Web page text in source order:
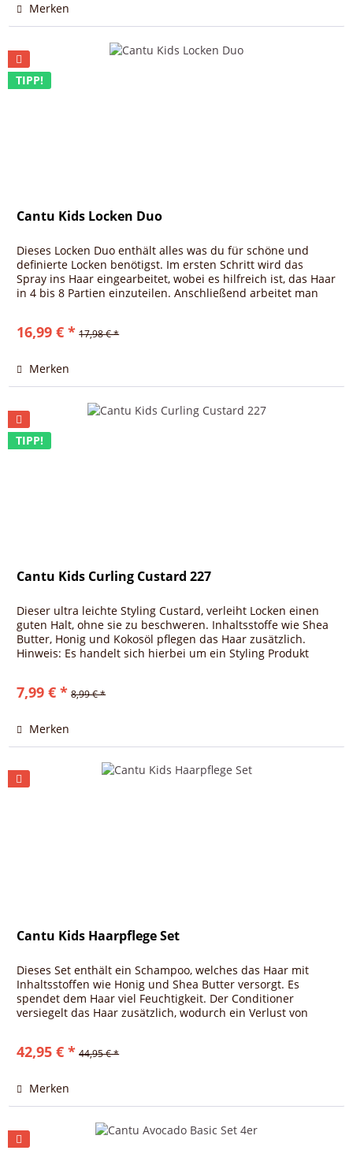
Merken
TIPP!
Cantu Kids Locken Duo
Dieses Locken Duo enthält alles was du für schöne und
definierte Locken benötigst. Im ersten Schritt wird das
Spray ins Haar eingearbeitet, wobei es hilfreich ist, das Haar
in 4 bis 8 Partien einzuteilen. Anschließend arbeitet man
16,99 € * 17,98 € *
Merken
TIPP!
Cantu Kids Curling Custard 227
Dieser ultra leichte Styling Custard, verleiht Locken einen
guten Halt, ohne sie zu beschweren. Inhaltsstoffe wie Shea
Butter, Honig und Kokosöl pflegen das Haar zusätzlich.
Hinweis: Es handelt sich hierbei um ein Styling Produkt
7,99 € * 8,99 € *
Merken
Cantu Kids Haarpflege Set
Dieses Set enthält ein Schampoo, welches das Haar mit
Inhaltsstoffen wie Honig und Shea Butter versorgt. Es
spendet dem Haar viel Feuchtigkeit. Der Conditioner
versiegelt das Haar zusätzlich, wodurch ein Verlust von
42,95 € * 44,95 € *
Merken